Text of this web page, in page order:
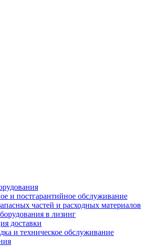
и постгарантийное обслуживание
частей и расходных материалов
в лизинг
доставки
и техническое обслуживание